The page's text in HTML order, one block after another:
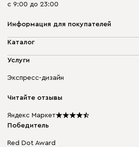
с 9:00 до 23:00
Информация для покупателей
О компании
Доставка и оплата
диван.клуб
Карьера
Подарочные сертификаты
Мы в прессе
Каталог
Мягкая мебель
Бескаркасная мебель
Столы и стулья
Услуги
Экспресс-дизайн
Читайте отзывы
Яндекс Маркет
Победитель
Red Dot Award